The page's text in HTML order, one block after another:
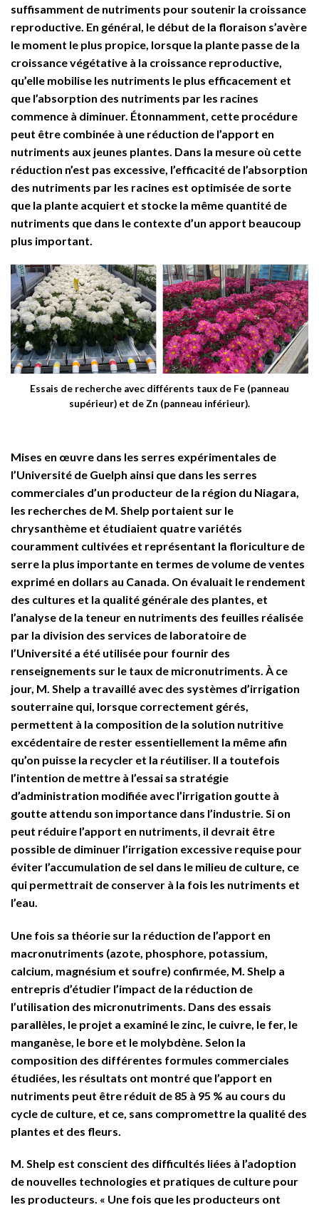
suffisamment de nutriments pour soutenir la croissance
reproductive. En général, le début de la floraison s’avère
le moment le plus propice, lorsque la plante passe de la
croissance végétative à la croissance reproductive,
qu’elle mobilise les nutriments le plus efficacement et
que l’absorption des nutriments par les racines
commence à diminuer. Étonnamment, cette procédure
peut être combinée à une réduction de l’apport en
nutriments aux jeunes plantes. Dans la mesure où cette
réduction n’est pas excessive, l’efficacité de l’absorption
des nutriments par les racines est optimisée de sorte
que la plante acquiert et stocke la même quantité de
nutriments que dans le contexte d’un apport beaucoup
plus important.
Essais de recherche avec différents taux de Fe (panneau
supérieur) et de Zn (panneau inférieur).
Mises en œuvre dans les serres expérimentales de
l’Université de Guelph ainsi que dans les serres
commerciales d’un producteur de la région du Niagara,
les recherches de M. Shelp portaient sur le
chrysanthème et étudiaient quatre variétés
couramment cultivées et représentant la floriculture de
serre la plus importante en termes de volume de ventes
exprimé en dollars au Canada. On évaluait le rendement
des cultures et la qualité générale des plantes, et
l’analyse de la teneur en nutriments des feuilles réalisée
par la division des services de laboratoire de
l’Université a été utilisée pour fournir des
renseignements sur le taux de micronutriments. À ce
jour, M. Shelp a travaillé avec des systèmes d’irrigation
souterraine qui, lorsque correctement gérés,
permettent à la composition de la solution nutritive
excédentaire de rester essentiellement la même afin
qu’on puisse la recycler et la réutiliser. Il a toutefois
l’intention de mettre à l’essai sa stratégie
d’administration modifiée avec l’irrigation goutte à
goutte attendu son importance dans l’industrie. Si on
peut réduire l’apport en nutriments, il devrait être
possible de diminuer l’irrigation excessive requise pour
éviter l’accumulation de sel dans le milieu de culture, ce
qui permettrait de conserver à la fois les nutriments et
l’eau.
Une fois sa théorie sur la réduction de l’apport en
macronutriments (azote, phosphore, potassium,
calcium, magnésium et soufre) confirmée, M. Shelp a
entrepris d’étudier l’impact de la réduction de
l’utilisation des micronutriments. Dans des essais
parallèles, le projet a examiné le zinc, le cuivre, le fer, le
manganèse, le bore et le molybdène. Selon la
composition des différentes formules commerciales
étudiées, les résultats ont montré que l’apport en
nutriments peut être réduit de 85 à 95 % au cours du
cycle de culture, et ce, sans compromettre la qualité des
plantes et des fleurs.
M. Shelp est conscient des difficultés liées à l’adoption
de nouvelles technologies et pratiques de culture pour
les producteurs. « Une fois que les producteurs ont